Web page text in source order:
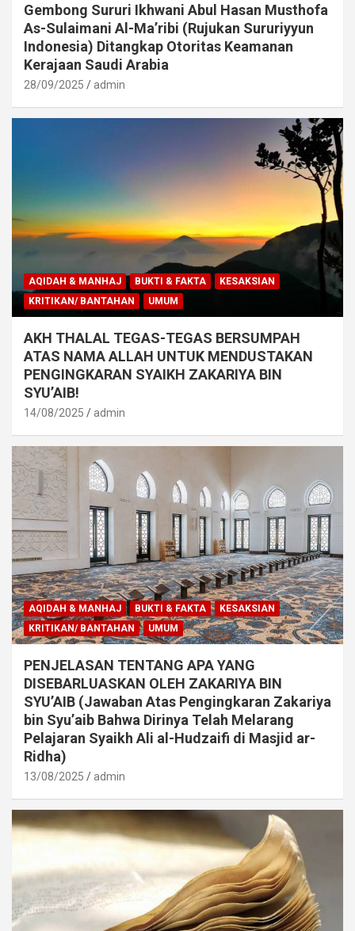
Gembong Sururi Ikhwani Abul Hasan Musthofa
As-Sulaimani Al-Ma’ribi (Rujukan Sururiyyun
Indonesia) Ditangkap Otoritas Keamanan
Kerajaan Saudi Arabia
28/09/2025 admin
AQIDAH & MANHAJ BUKTI & FAKTA
KESAKSIAN
KRITIKAN/ BANTAHAN
UMUM
AKH THALAL TEGAS-TEGAS BERSUMPAH
ATAS NAMA ALLAH UNTUK MENDUSTAKAN
PENGINGKARAN SYAIKH ZAKARIYA BIN
SYU’AIB!
14/08/2025 admin
AQIDAH & MANHAJ BUKTI & FAKTA
KESAKSIAN
KRITIKAN/ BANTAHAN
UMUM
PENJELASAN TENTANG APA YANG
DISEBARLUASKAN OLEH ZAKARIYA BIN
SYU’AIB (Jawaban Atas Pengingkaran Zakariya
bin Syu’aib Bahwa Dirinya Telah Melarang
Pelajaran Syaikh Ali al-Hudzaifi di Masjid ar-
Ridha)
13/08/2025 admin